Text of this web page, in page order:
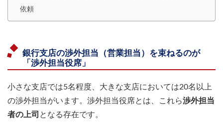
依頼
銀行支店の渉外担当（営業担当）を束ねるのが
「渉外担当役席」
小さな支店では5名程度、大きな支店においては20名以上
の渉外担当がいます。渉外担当役席とは、これら渉外担当
者の上司 となる存在です。